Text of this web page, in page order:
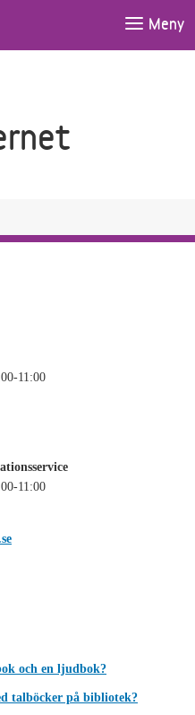
Meny
11:00
11:00
och en ljudbok?
talböcker på bibliotek?